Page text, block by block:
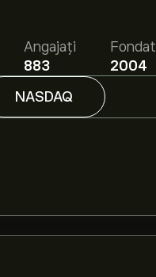
Angajați
883
Fondat
2004
NASDAQ